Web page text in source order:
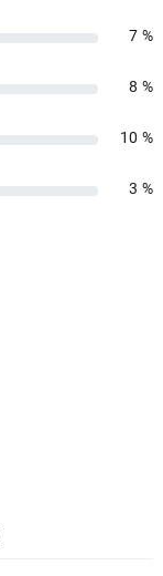
7 %
8 %
10 %
3 %